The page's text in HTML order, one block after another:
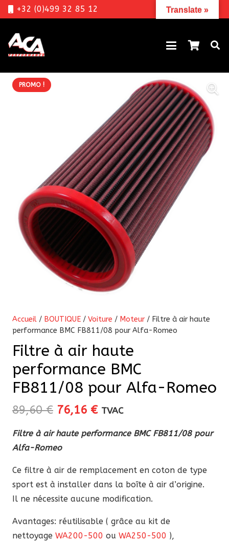
+32 (0)499 32 85 12
PROMO !
Accueil / BOUTIQUE / Voiture / Moteur / Filtre à air haute
performance BMC FB811/08 pour Alfa-Romeo
Filtre à air haute
performance BMC
FB811/08 pour Alfa-Romeo
89,60€ Le
initial
était :
89,60 €.
76,16 €Le
actuel
76,16 €.
TVAC
Filtre à air haute performance BMC FB811/08 pour
Alfa-Romeo
Ce filtre à air de remplacement en coton de type
sport est à installer dans la boîte à air d’origine.
Il ne nécessite aucune modification.
Avantages: réutilisable ( grâce au kit de
nettoyage WA200-500 ou WA250-500 ),
Translate »